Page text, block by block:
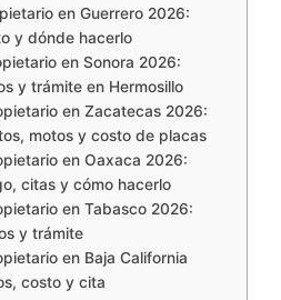
en Guerrero 2026:
y dónde hacerlo
en Sonora 2026:
y trámite en Hermosillo
en Zacatecas 2026:
motos y costo de placas
en Oaxaca 2026:
citas y cómo hacerlo
en Tabasco 2026:
y trámite
en Baja California
costo y cita